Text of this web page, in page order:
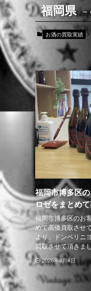
福岡県 –
お酒の買取実績
福岡市博多区
ロゼをまとめ
福岡市博多区のお
めて高価買取させ
より、ドンペリニ
買取させて頂きま
2026年8月4日